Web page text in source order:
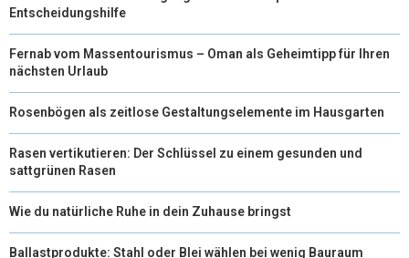
Entscheidungshilfe
Fernab vom Massentourismus – Oman als Geheimtipp für Ihren
nächsten Urlaub
Rosenbögen als zeitlose Gestaltungselemente im Hausgarten
Rasen vertikutieren: Der Schlüssel zu einem gesunden und
sattgrünen Rasen
Wie du natürliche Ruhe in dein Zuhause bringst
Ballastprodukte: Stahl oder Blei wählen bei wenig Bauraum